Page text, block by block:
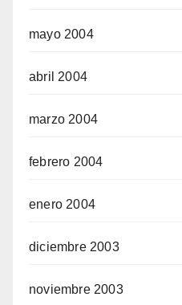
mayo 2004
abril 2004
marzo 2004
febrero 2004
enero 2004
diciembre 2003
noviembre 2003